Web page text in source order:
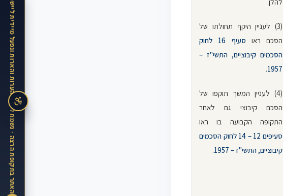
האתר בתקופת הרצה · נשמח לקבל הערות והארות ונפעל מיידית ליישמן
(3) לעניין היקף תחולתו של
הסכם ראו
סעיף 16 לחוק
הסכמים קיבוציים, התשי"ז –
1957
.
(4) לעניין המשך תוקפו של
הסכם קיבוצי גם לאחר
התקופה הקבועה בו ראו
סעיפים 12 – 14 לחוק הסכמים
קיבוציים, התשי"ז – 1957
.